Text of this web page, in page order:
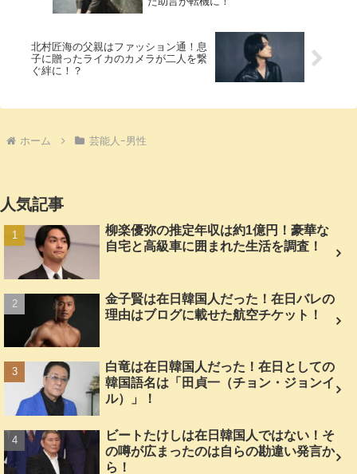
北村匠海の父親はファッション通！息
子に贈ったライカのカメラが二人を繋
ぐ絆に！？
ホーム 芸能人ｰ男性
人気記事
柳楽優弥の推定年収は約1億円！豪華な
自宅と高級車に囲まれた生活を調査！
金子賢は在日韓国人だった！在日バレの
理由はブログに載せた航空チケット！
白竜は在日韓国人だった！在日としての
韓国語名は「田貞一（チョン・ジョンイ
ル）」！
ビートたけしは在日韓国人ではない！そ
の噂が広まったのは自らの勘違い発言か
ら！